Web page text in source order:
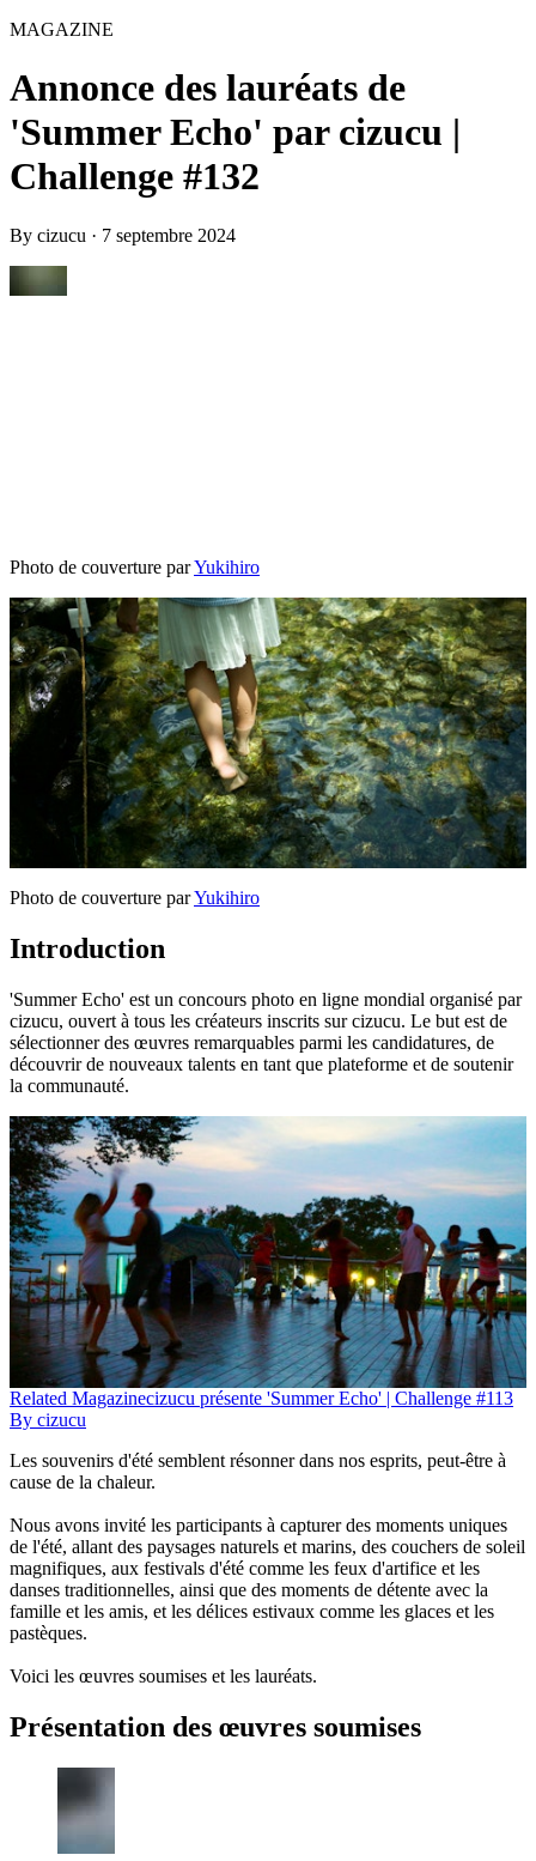
MAGAZINE
Annonce des lauréats de
'Summer Echo' par cizucu |
Challenge #132
By cizucu · 7 septembre 2024
Photo de couverture parYukihiro
Photo de couverture parYukihiro
Introduction
'Summer Echo' est un concours photo en ligne mondial organisé par
cizucu, ouvert à tous les créateurs inscrits sur cizucu. Le but est de
sélectionner des œuvres remarquables parmi les candidatures, de
découvrir de nouveaux talents en tant que plateforme et de soutenir
la communauté.
Related Magazinecizucu présente 'Summer Echo' | Challenge #113
By cizucu
Les souvenirs d'été semblent résonner dans nos esprits, peut-être à
cause de la chaleur.
Nous avons invité les participants à capturer des moments uniques
de l'été, allant des paysages naturels et marins, des couchers de soleil
magnifiques, aux festivals d'été comme les feux d'artifice et les
danses traditionnelles, ainsi que des moments de détente avec la
famille et les amis, et les délices estivaux comme les glaces et les
pastèques.
Voici les œuvres soumises et les lauréats.
Présentation des œuvres soumises